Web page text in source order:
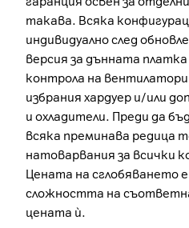
такава. Всяка
индивидуално след
версия за дънната
контрола на
избрания хардуер и/или
и охладители. Преди да
всяка преминава редица
натоварвания за всички
Цената на сглобяването
сложността на
цената ѝ.